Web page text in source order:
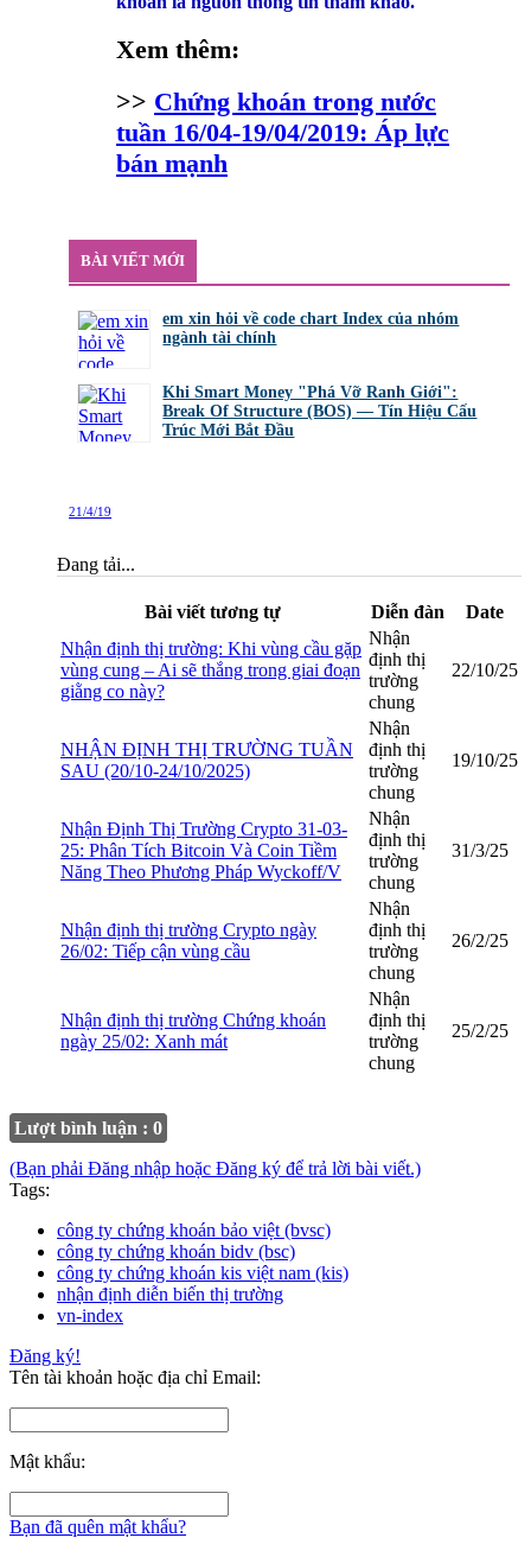
Xem thêm:
>> Chứng khoán trong nước
tuần 16/04-19/04/2019: Áp lực
bán mạnh
BÀI VIẾT MỚI
em xin hỏi về code chart Index của nhóm
ngành tài chính
bởiGiaBao09052000 ,8/7/26 lúc 10:21
Khi Smart Money "Phá Vỡ Ranh Giới":
Break Of Structure (BOS) — Tín Hiệu Cấu
Trúc Mới Bắt Đầu
21/4/19
Đang tải...
Bài viết tương tự Diễn đàn
Date
Nhận định thị trường: Khi vùng cầu gặp
vùng cung – Ai sẽ thắng trong giai đoạn
giằng co này?
Nhận
định thị
trường
chung
22/10/25
NHẬN ĐỊNH THỊ TRƯỜNG TUẦN
SAU (20/10-24/10/2025)
Nhận
định thị
trường
chung
19/10/25
Nhận Định Thị Trường Crypto 31-03-
25: Phân Tích Bitcoin Và Coin Tiềm
Năng Theo Phương Pháp Wyckoff/V
Nhận
định thị
trường
chung
31/3/25
Nhận định thị trường Crypto ngày
26/02: Tiếp cận vùng cầu
Nhận
định thị
trường
chung
26/2/25
Nhận định thị trường Chứng khoán
ngày 25/02: Xanh mát
Nhận
định thị
trường
chung
25/2/25
Lượt bình luận : 0
(Bạn phải Đăng nhập hoặc Đăng ký để trả lời bài viết.)
Tags:
công ty chứng khoán bảo việt (bvsc)
công ty chứng khoán bidv (bsc)
công ty chứng khoán kis việt nam (kis)
nhận định diễn biến thị trường
vn-index
Đăng ký!
Tên tài khoản hoặc địa chỉ Email:
Mật khẩu:
Bạn đã quên mật khẩu?